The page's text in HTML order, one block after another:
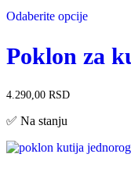
Odaberite opcije
Poklon za
4.290,00 RSD
✅ Na stanju